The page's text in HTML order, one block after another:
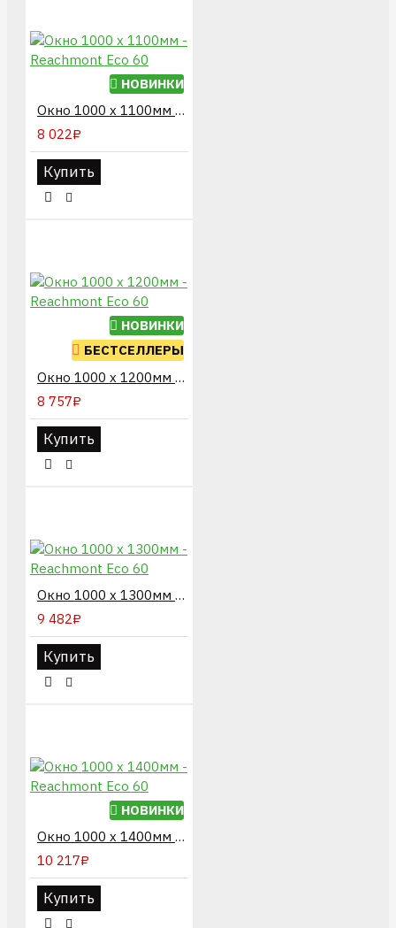
НОВИНКИ
Окно 1000 х 1100мм - Reachmont Eco 60
8 022₽
Купить
НОВИНКИ
БЕСТСЕЛЛЕРЫ
Окно 1000 х 1200мм - Reachmont Eco 60
8 757₽
Купить
Окно 1000 х 1300мм - Reachmont Eco 60
9 482₽
Купить
НОВИНКИ
Окно 1000 х 1400мм - Reachmont Eco 60
10 217₽
Купить